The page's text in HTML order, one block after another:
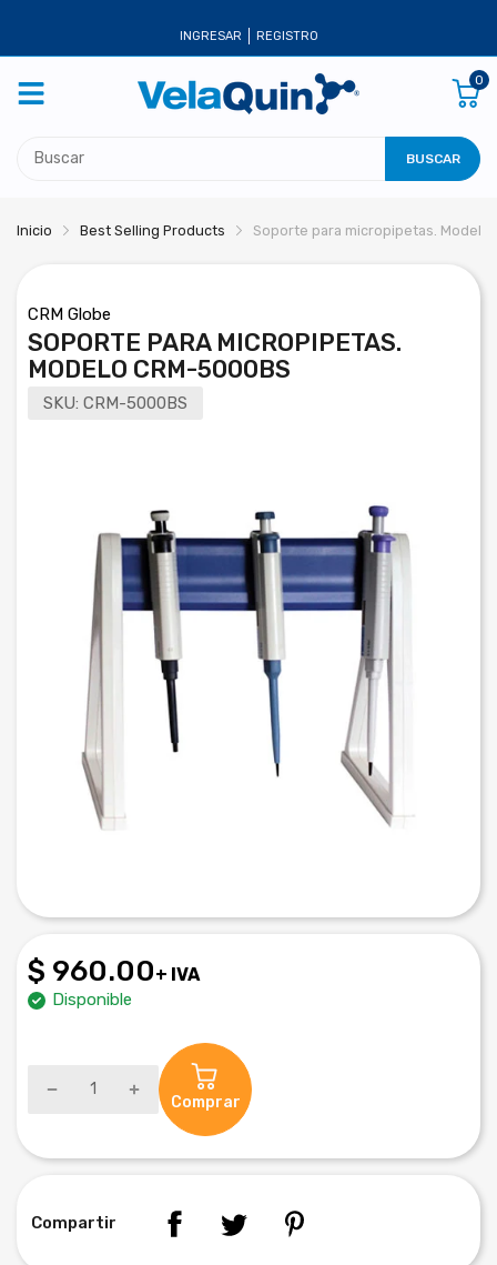
INGRESAR REGISTRO
0
BUSCAR
Inicio Best Selling Products Soporte para micropipetas. Modelo
CRM Globe
SOPORTE PARA MICROPIPETAS.
MODELO CRM-5000BS
SKU: CRM-5000BS
$ 960.00+ IVA
Disponible
Comprar
Compartir